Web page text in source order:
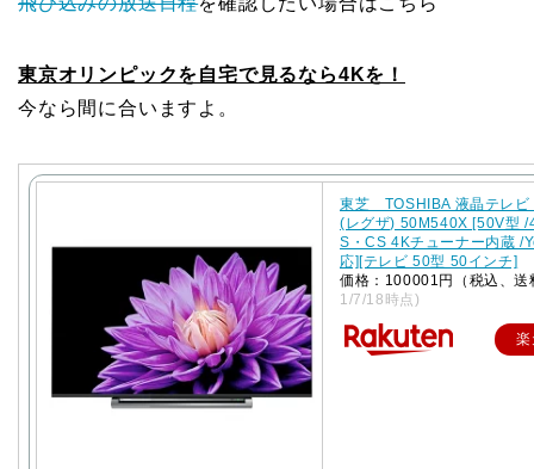
東京オリンピックを自宅で見るなら4Kを！
今なら間に合いますよ。
東芝 TOSHIBA 液晶テレビ
(レグザ) 50M540X [50V型 /
S・CS 4Kチューナー内蔵 /
応][テレビ 50型 50インチ]
価格：100001円（税込、
1/7/18時点)